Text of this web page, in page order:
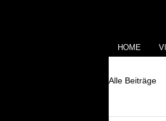
HOME
Alle Beiträge